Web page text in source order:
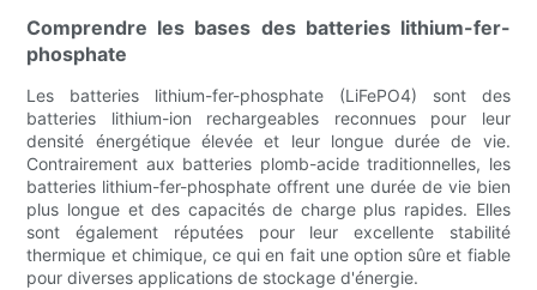
Comprendre les bases des batteries lithium-fer-
phosphate
Les batteries lithium-fer-phosphate (LiFePO4) sont des
batteries lithium-ion rechargeables reconnues pour leur
densité énergétique élevée et leur longue durée de vie.
Contrairement aux batteries plomb-acide traditionnelles, les
batteries lithium-fer-phosphate offrent une durée de vie bien
plus longue et des capacités de charge plus rapides. Elles
sont également réputées pour leur excellente stabilité
thermique et chimique, ce qui en fait une option sûre et fiable
pour diverses applications de stockage d'énergie.